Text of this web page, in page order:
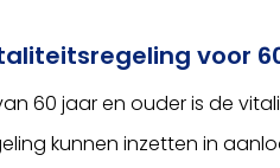
voor
60 jaar en ouder is de
kunnen inzetten in